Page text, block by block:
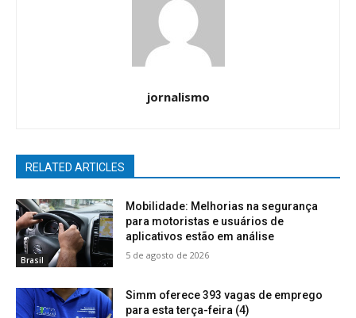
jornalismo
RELATED ARTICLES
Brasil
Mobilidade: Melhorias na segurança
para motoristas e usuários de
aplicativos estão em análise
5 de agosto de 2026
Simm oferece 393 vagas de emprego
para esta terça-feira (4)